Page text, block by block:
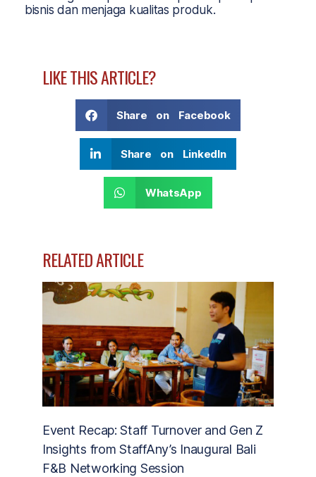
bisnis dan menjaga kualitas produk.
LIKE THIS ARTICLE?
Share on Facebook
Share on LinkedIn
WhatsApp
RELATED ARTICLE
Event Recap: Staff Turnover and Gen Z
Insights from StaffAny’s Inaugural Bali
F&B Networking Session